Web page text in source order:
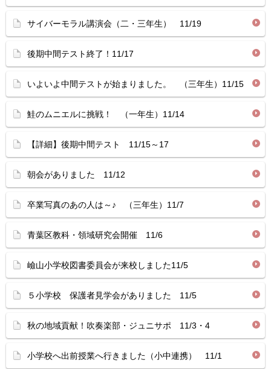
サイバーモラル講演会（二・三年生） 11/19
後期中間テスト終了！11/17
いよいよ中間テストが始まりました。 （三年生）11/15
鮭のムニエルに挑戦！ （一年生）11/14
【詳細】後期中間テスト 11/15～17
朝会がありました 11/12
卒業写真のあの人は～♪ （三年生）11/7
青葉区教科・領域研究会開催 11/6
嶮山小学校図書委員会が来校しました11/5
５小学校 保護者見学会がありました 11/5
秋の地域貢献！吹奏楽部・ジュニサポ 11/3・4
小学校へ出前授業へ行きました（小中連携） 11/1